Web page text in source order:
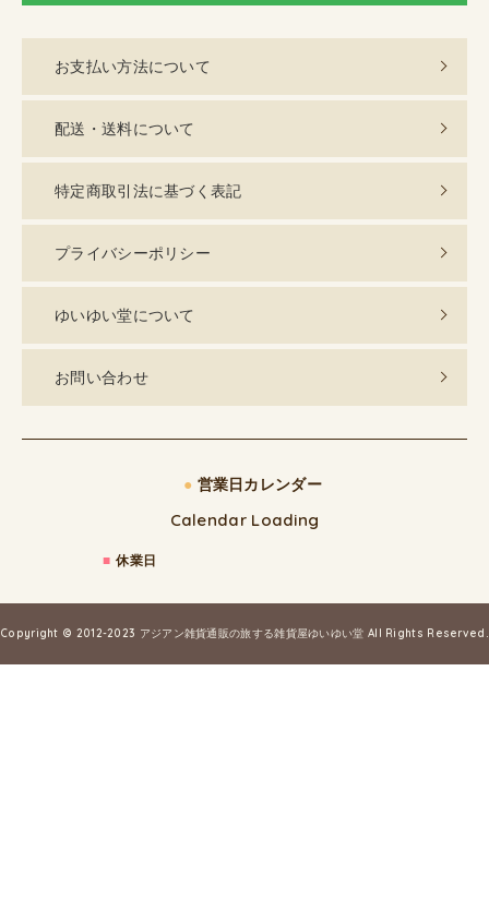
お支払い方法について
配送・送料について
特定商取引法に基づく表記
プライバシーポリシー
ゆいゆい堂について
お問い合わせ
● 営業日カレンダー
Calendar Loading
■ 休業日
Copyright © 2012-2023 アジアン雑貨通販の旅する雑貨屋ゆいゆい堂 All Rights Reserved.